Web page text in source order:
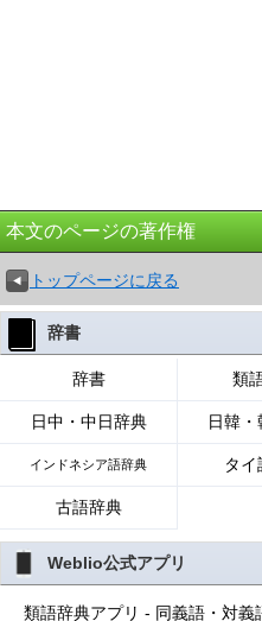
本文のページの著作権
トップページに戻る
辞書
辞書 類
日中・中日辞典 日韓
インドネシア語辞典 タ
古語辞典
Weblio公式アプリ
類語辞典アプリ - 同義語・対